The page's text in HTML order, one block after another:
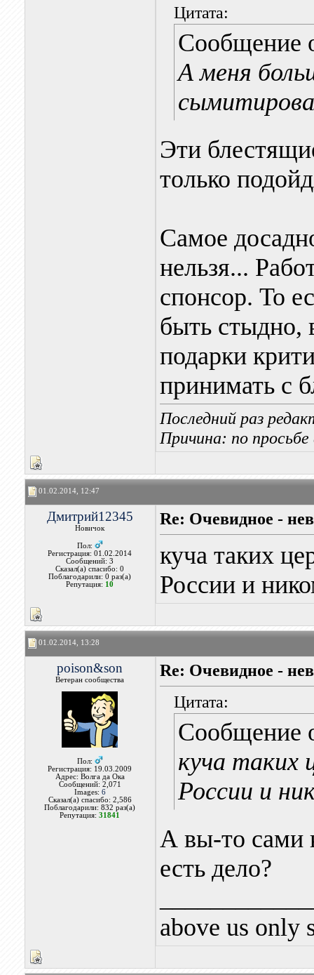
Цитата:
Сообщение
А меня
Эти
только
Самое
нельзя...
спонсор. То
быть стыдно,
подарки
принимать с
Последний раз
Причина: по
01.02.2014, 12:47
Дмитрий12345
Новичок
Пол:
Регистрация: 01.02.2014
Сообщений: 3
Сказал(а) спасибо: 0
Поблагодарили: 0 раз(а)
Репутация: 10
Re: Очевидное -
куча таких
России и
01.02.2014, 13:28
poison&son
Ветеран сообщества
Пол:
Регистрация: 19.03.2009
Адрес: Волга да Ока
Сообщений: 2,071
Images: 6
Сказал(а) спасибо: 2,586
Поблагодарили: 832 раз(а)
Репутация:31841
Re: Очевидное -
Цитата:
Сообщение
куча таких
России и
А вы-то сами
есть дело?
above us only